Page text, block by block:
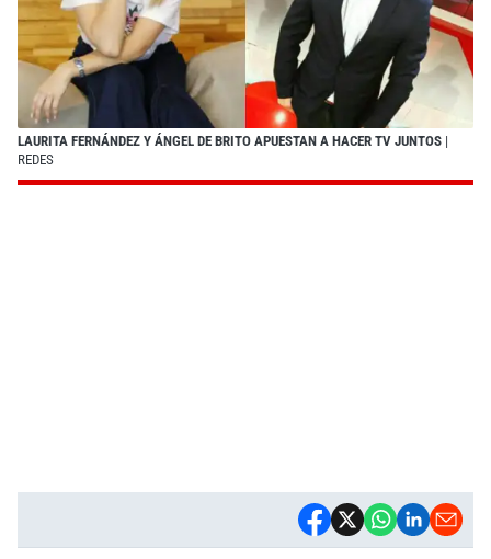
LAURITA FERNÁNDEZ Y ÁNGEL DE BRITO APUESTAN A HACER TV JUNTOS |
REDES